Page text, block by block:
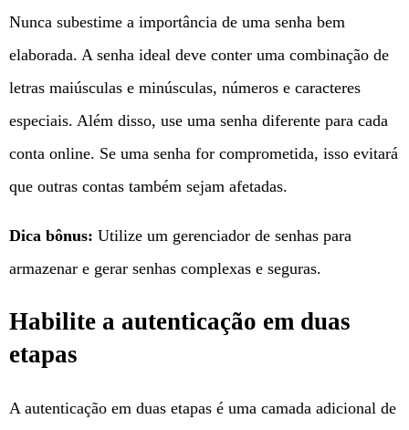
Nunca subestime a importância de uma senha bem
elaborada. A senha ideal deve conter uma combinação de
letras maiúsculas e minúsculas, números e caracteres
especiais. Além disso, use uma senha diferente para cada
conta online. Se uma senha for comprometida, isso evitará
que outras contas também sejam afetadas.
Dica bônus: Utilize um gerenciador de senhas para
armazenar e gerar senhas complexas e seguras.
Habilite a autenticação em duas
etapas
A autenticação em duas etapas é uma camada adicional de